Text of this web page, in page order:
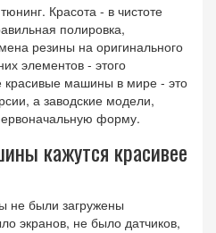
Красота - в чистоте
полировка,
резины на оригинального
элементов - этого
красивые машины в мире - это
а заводские модели,
форму.
кажутся красивее
не были загружены
экранов, не было датчиков,